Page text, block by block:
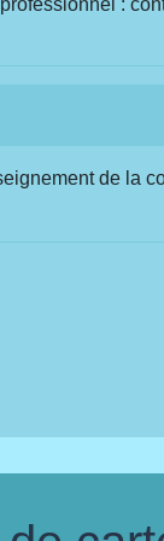
de la